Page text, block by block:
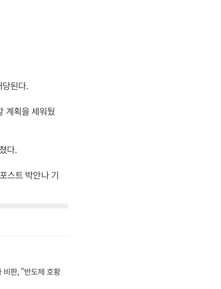
된다.
계획을 세워뒀
다.
스트 박안나 기
비판, "반도체 호황